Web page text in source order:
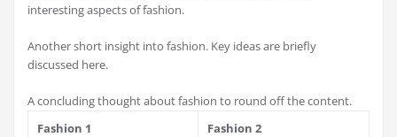
interesting aspects of fashion.
Another short insight into fashion. Key ideas are briefly
discussed here.
A concluding thought about fashion to round off the content.
Fashion 1
Fashion 2